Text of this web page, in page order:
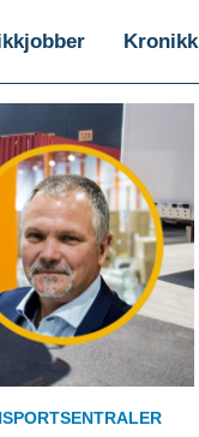
Kronikk